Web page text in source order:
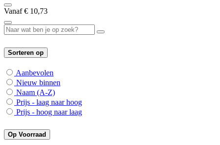
Vanaf€ 10,73
Sorteren op
Aanbevolen
Nieuw binnen
Naam (A-Z)
Prijs - laag naar hoog
Prijs - hoog naar laag
Op Voorraad